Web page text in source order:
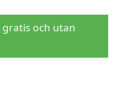
gratis och utan